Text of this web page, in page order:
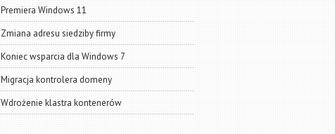
Premiera Windows 11
Zmiana adresu siedziby firmy
Koniec wsparcia dla Windows 7
Migracja kontrolera domeny
Wdrożenie klastra kontenerów